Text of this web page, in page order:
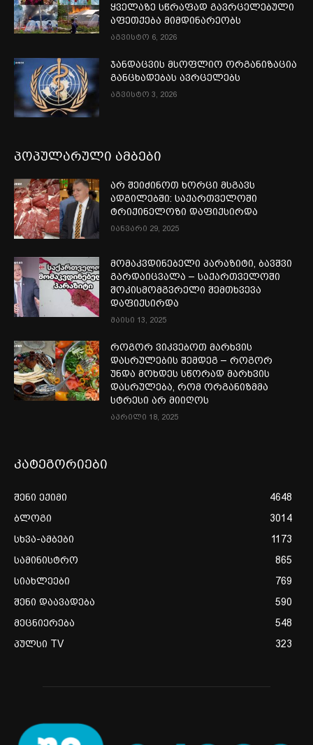
ყველაზე სწრაფად გავრცელებული
აფეთქება მიმდინარეობს
აგვისტო 6, 2026
ჯანდაცვის მსოფლიო ორგანიზაცია
განცხადებას ავრცელებს
აგვისტო 3, 2026
პოპულარული ამბები
არ შეიძინოთ ხორცი მსგავს
ადგილებში: საქართველოში
ტრიქინელოზი დაფიქსირდა
იანვარი 29, 2025
მომაკვდინებელი პარაზიტი, ბავშვი
გარდაიცვალა – საქართველოში
შოკისმომგვრელი შემთხვევა
დაფიქსირდა
მაისი 13, 2025
როგორ ვიკვებოთ მარხვის
დასრულების შემდეგ – როგორ
უნდა მოხდეს სწორად მარხვის
დასრულება, რომ ორგანიზმმა
სტრესი არ მიიღოს
აპრილი 18, 2025
კატეგორიები
შენი ექიმი
4648
ბლოგი
3014
სხვა-ამბები
1173
სამინისტრო
865
სიახლეები
769
შენი დაავადება
590
მეცნიერება
548
პულსი TV
323